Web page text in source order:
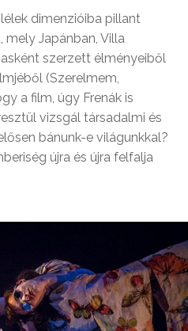
dimenzióiba pillant
mely Japánban, Villa
szerzett élményeiből
(Szerelmem,
a film, úgy Frenák is
vizsgál társadalmi és
bánunk-e világunkkal?
újra és újra felfalja